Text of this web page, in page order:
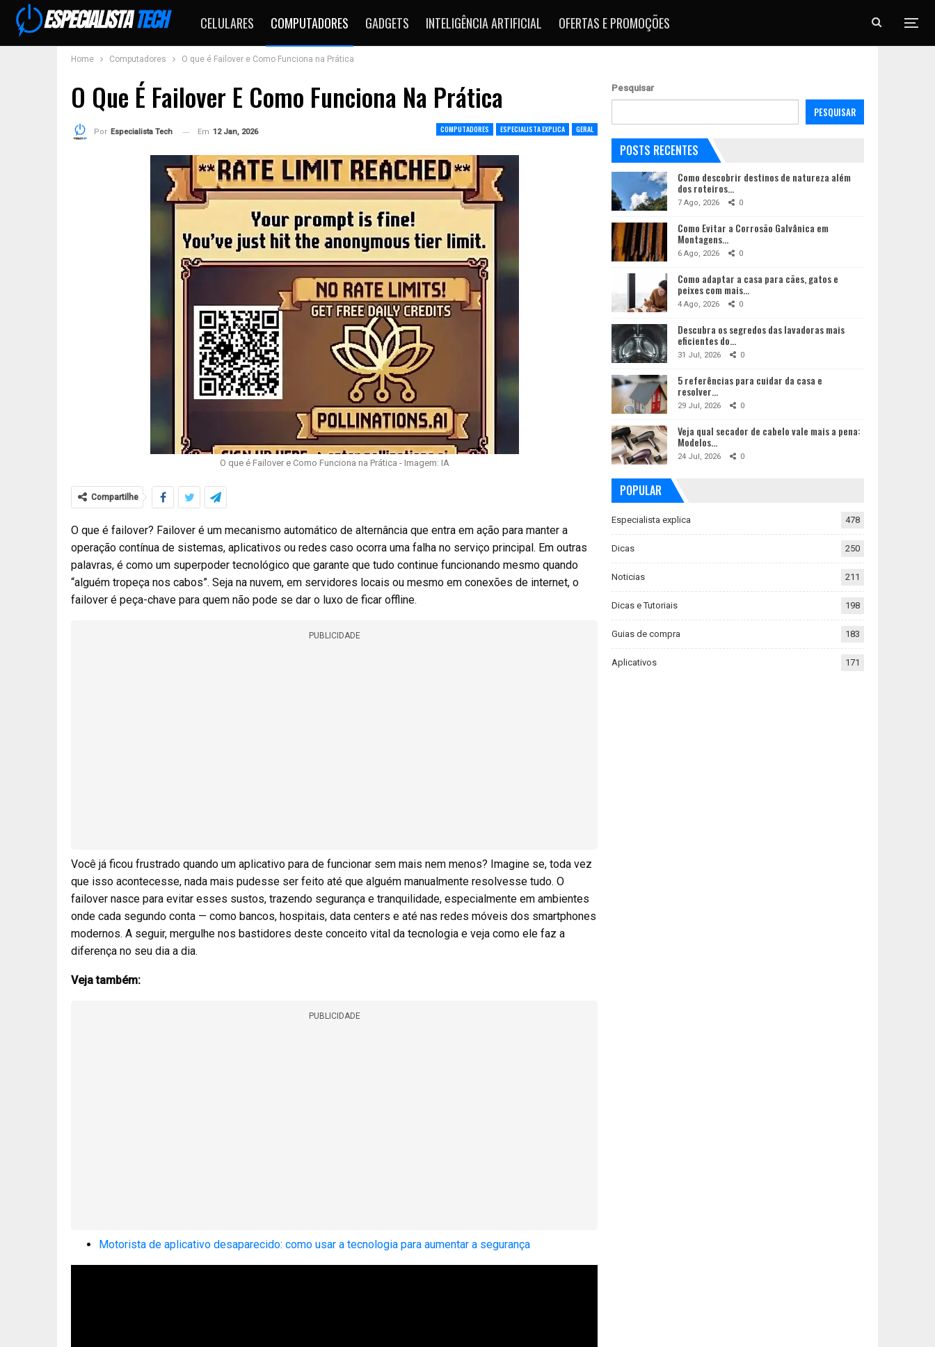
CELULARES COMPUTADORES GADGETS INTELIGÊNCIA ARTIFICIAL OFERTAS E PROMOÇÕES
Home Computadores O que é Failover e Como Funciona na Prática
O Que É Failover E Como Funciona Na Prática
COMPUTADORES ESPECIALISTA EXPLICA GERAL
Por Especialista Tech Em 12 Jan, 2026
O que é Failover e Como Funciona na Prática - Imagem: IA
Compartilhe
O que é failover? Failover é um mecanismo automático de alternância que entra em ação para manter a
operação contínua de sistemas, aplicativos ou redes caso ocorra uma falha no serviço principal. Em outras
palavras, é como um superpoder tecnológico que garante que tudo continue funcionando mesmo quando
“alguém tropeça nos cabos”. Seja na nuvem, em servidores locais ou mesmo em conexões de internet, o
failover é peça-chave para quem não pode se dar o luxo de ficar offline.
PUBLICIDADE
Você já ficou frustrado quando um aplicativo para de funcionar sem mais nem menos? Imagine se, toda vez
que isso acontecesse, nada mais pudesse ser feito até que alguém manualmente resolvesse tudo. O
failover nasce para evitar esses sustos, trazendo segurança e tranquilidade, especialmente em ambientes
onde cada segundo conta — como bancos, hospitais, data centers e até nas redes móveis dos smartphones
modernos. A seguir, mergulhe nos bastidores deste conceito vital da tecnologia e veja como ele faz a
diferença no seu dia a dia.
Veja também:
PUBLICIDADE
Motorista de aplicativo desaparecido: como usar a tecnologia para aumentar a segurança
Pesquisar
PESQUISAR
POSTS RECENTES
Como descobrir destinos de natureza além
dos roteiros…
7 Ago, 2026 0
Como Evitar a Corrosão Galvânica em
Montagens…
6 Ago, 2026 0
Como adaptar a casa para cães, gatos e
peixes com mais…
4 Ago, 2026 0
Descubra os segredos das lavadoras mais
eficientes do…
31 Jul, 2026 0
5 referências para cuidar da casa e
resolver…
29 Jul, 2026 0
Veja qual secador de cabelo vale mais a pena:
Modelos…
24 Jul, 2026 0
POPULAR
Especialista explica 478
Dicas 250
Noticias 211
Dicas e Tutoriais 198
Guias de compra 183
Aplicativos 171